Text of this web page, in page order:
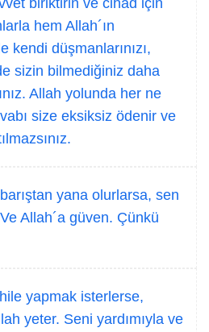
biriktirin ve cihad için
hem Allah´ın
kendi düşmanlarınızı,
sizin bilmediğiniz daha
Allah yolunda her ne
size eksiksiz ödenir ve
yana olurlarsa, sen
Allah´a güven. Çünkü
yapmak isterlerse,
yeter. Seni yardımıyla ve